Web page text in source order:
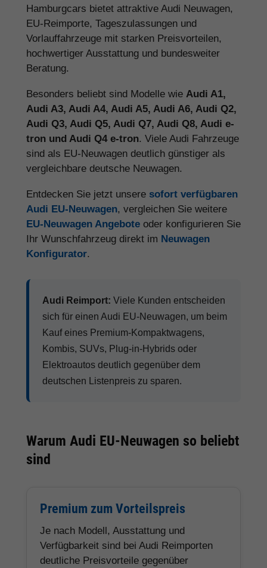
Hamburgcars bietet attraktive Audi Neuwagen,
EU-Reimporte, Tageszulassungen und
Vorlauffahrzeuge mit starken Preisvorteilen,
hochwertiger Ausstattung und bundesweiter
Beratung.
Besonders beliebt sind Modelle wie Audi A1,
Audi A3, Audi A4, Audi A5, Audi A6, Audi Q2,
Audi Q3, Audi Q5, Audi Q7, Audi Q8, Audi e-
tron und Audi Q4 e-tron. Viele Audi Fahrzeuge
sind als EU-Neuwagen deutlich günstiger als
vergleichbare deutsche Neuwagen.
Entdecken Sie jetzt unsere sofort verfügbaren
Audi EU-Neuwagen, vergleichen Sie weitere
EU-Neuwagen Angebote oder konfigurieren Sie
Ihr Wunschfahrzeug direkt im Neuwagen
Konfigurator.
Audi Reimport: Viele Kunden entscheiden
sich für einen Audi EU-Neuwagen, um beim
Kauf eines Premium-Kompaktwagens,
Kombis, SUVs, Plug-in-Hybrids oder
Elektroautos deutlich gegenüber dem
deutschen Listenpreis zu sparen.
Warum Audi EU-Neuwagen so beliebt
sind
Premium zum Vorteilspreis
Je nach Modell, Ausstattung und
Verfügbarkeit sind bei Audi Reimporten
deutliche Preisvorteile gegenüber